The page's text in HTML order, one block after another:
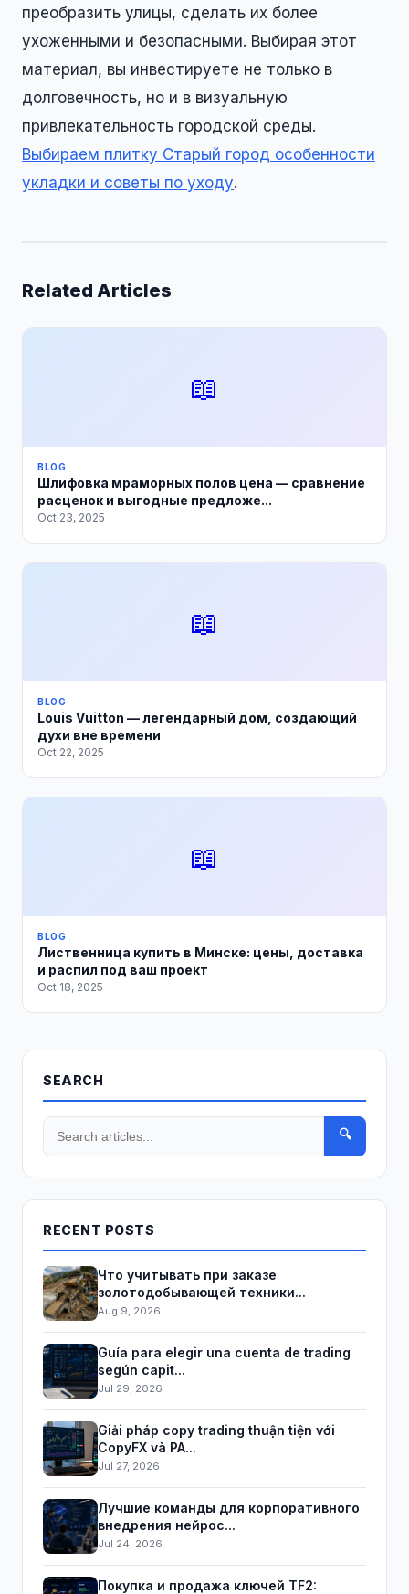
преобразить улицы, сделать их более
ухоженными и безопасными. Выбирая этот
материал, вы инвестируете не только в
долговечность, но и в визуальную
привлекательность городской среды.
Выбираем плитку Старый город особенности
укладки и советы по уходу.
Related Articles
📖
BLOG
Шлифовка мраморных полов цена — сравнение
расценок и выгодные предложе...
Oct 23, 2025
📖
BLOG
Louis Vuitton — легендарный дом, создающий
духи вне времени
Oct 22, 2025
📖
BLOG
Лиственница купить в Минске: цены, доставка
и распил под ваш проект
Oct 18, 2025
SEARCH
🔍
RECENT POSTS
Что учитывать при заказе
золотодобывающей техники...
Aug 9, 2026
Guía para elegir una cuenta de trading
según capit...
Jul 29, 2026
Giải pháp copy trading thuận tiện với
CopyFX và PA...
Jul 27, 2026
Лучшие команды для корпоративного
внедрения нейрос...
Jul 24, 2026
Покупка и продажа ключей TF2: